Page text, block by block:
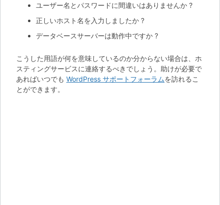
ユーザー名とパスワードに間違いはありませんか ?
正しいホスト名を入力しましたか ?
データベースサーバーは動作中ですか ?
こうした用語が何を意味しているのか分からない場合は、ホ
スティングサービスに連絡するべきでしょう。助けが必要で
あればいつでも WordPress サポートフォーラムを訪れるこ
とができます。